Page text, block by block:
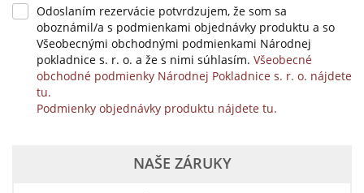
Odoslaním rezervácie potvrdzujem, že som sa
oboznámil/a s podmienkami objednávky produktu a so
Všeobecnými obchodnými podmienkami Národnej
pokladnice s. r. o. a že s nimi súhlasím. Všeobecné
obchodné podmienky Národnej Pokladnice s. r. o. nájdete
tu.
Podmienky objednávky produktu nájdete tu.
NAŠE ZÁRUKY